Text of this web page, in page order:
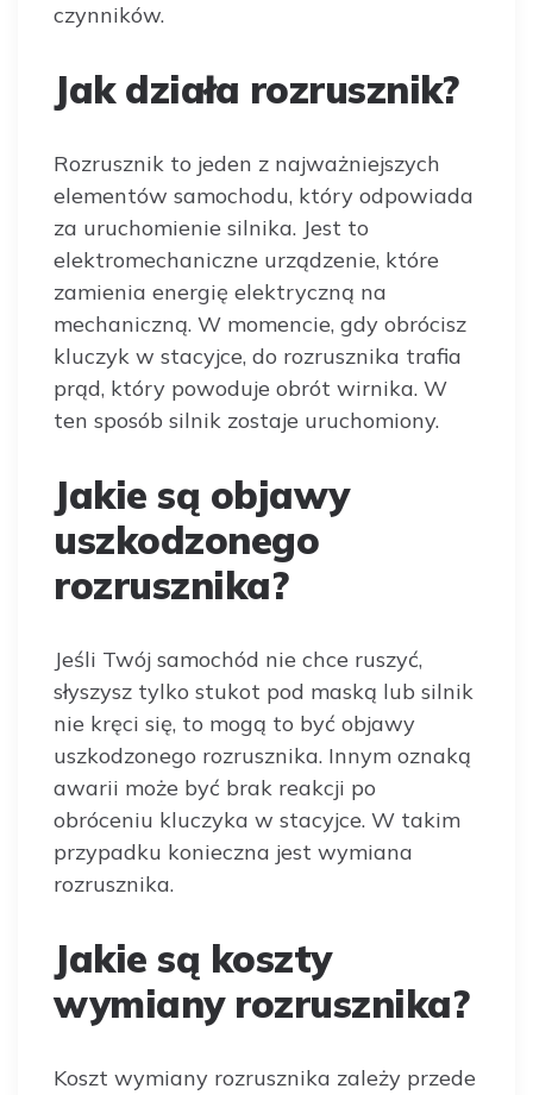
czynników.
Jak działa rozrusznik?
Rozrusznik to jeden z najważniejszych
elementów samochodu, który odpowiada
za uruchomienie silnika. Jest to
elektromechaniczne urządzenie, które
zamienia energię elektryczną na
mechaniczną. W momencie, gdy obrócisz
kluczyk w stacyjce, do rozrusznika trafia
prąd, który powoduje obrót wirnika. W
ten sposób silnik zostaje uruchomiony.
Jakie są objawy
uszkodzonego
rozrusznika?
Jeśli Twój samochód nie chce ruszyć,
słyszysz tylko stukot pod maską lub silnik
nie kręci się, to mogą to być objawy
uszkodzonego rozrusznika. Innym oznaką
awarii może być brak reakcji po
obróceniu kluczyka w stacyjce. W takim
przypadku konieczna jest wymiana
rozrusznika.
Jakie są koszty
wymiany rozrusznika?
Koszt wymiany rozrusznika zależy przede